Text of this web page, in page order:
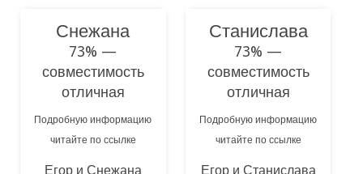
Снежана
73% —
совместимость
отличная
Подробную информацию
читайте по ссылке
Егор и Снежана
Станислава
73% —
совместимость
отличная
Подробную информацию
читайте по ссылке
Егор и Станислава